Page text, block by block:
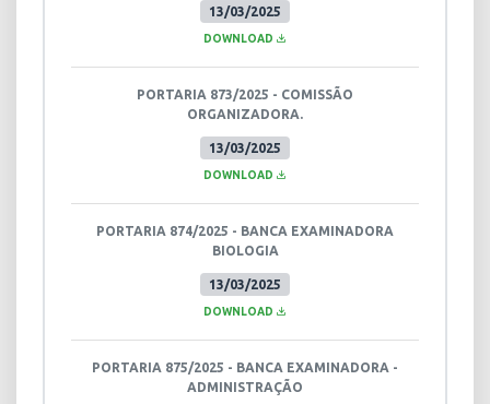
13/03/2025
DOWNLOAD
13/03/2025
PORTARIA 873/2025 - COMISSÃO
ORGANIZADORA.
DOWNLOAD
13/03/2025
PORTARIA 874/2025 - BANCA EXAMINADORA
BIOLOGIA
DOWNLOAD
PORTARIA 875/2025 - BANCA EXAMINADORA -
ADMINISTRAÇÃO